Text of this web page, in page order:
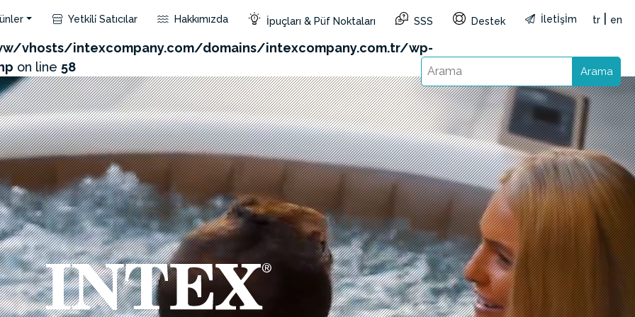
product/api.php?id=604&not_use_region=1&reg=TR&lang=tr): Failed to open stream: HTTP
vhosts/intexcompany.com/domains/intexcompany.com.tr/wp-
on line 58
Yetki̇li̇ Satıcılar Hakkımızda İpuçları & Püf Noktaları SSS Destek İletİşİm tr en
Arama